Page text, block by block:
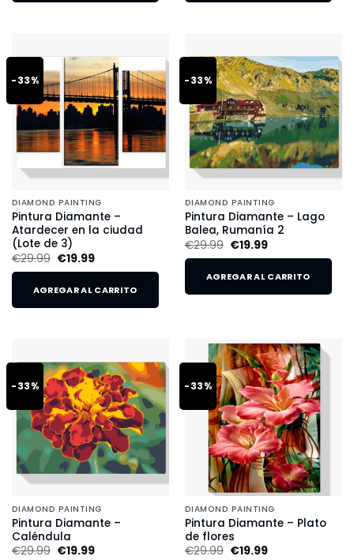
-33%
DIAMOND PAINTING
Pintura Diamante –
Atardecer en la ciudad
(Lote de 3)
€29.99 €19.99
AGREGAR AL CARRITO
-33%
DIAMOND PAINTING
Pintura Diamante – Lago
Balea, Rumanía 2
€29.99 €19.99
AGREGAR AL CARRITO
-33%
DIAMOND PAINTING
Pintura Diamante –
Caléndula
€29.99 €19.99
-33%
DIAMOND PAINTING
Pintura Diamante – Plato
de flores
€29.99 €19.99